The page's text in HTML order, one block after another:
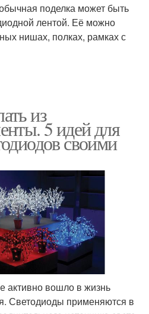
поделка может быть
лентой. Её можно
нишах, полках, рамках с
из
5 идей для
своими
активно вошло в жизнь
Светодиоды применяются в